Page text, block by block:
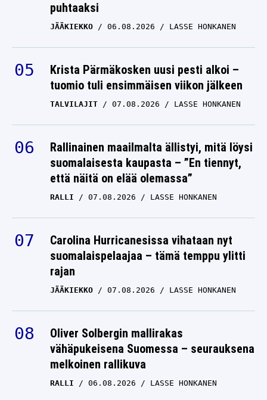
puhtaaksi
JÄÄKIEKKO 06.08.2026 LASSE HONKANEN
Krista Pärmäkosken uusi pesti alkoi –
tuomio tuli ensimmäisen viikon jälkeen
TALVILAJIT 07.08.2026 LASSE HONKANEN
Rallinainen maailmalta ällistyi, mitä löysi
suomalaisesta kaupasta – ”En tiennyt,
että näitä on elää olemassa”
RALLI 07.08.2026 LASSE HONKANEN
Carolina Hurricanesissa vihataan nyt
suomalaispelaajaa – tämä temppu ylitti
rajan
JÄÄKIEKKO 07.08.2026 LASSE HONKANEN
Oliver Solbergin mallirakas
vähäpukeisena Suomessa – seurauksena
melkoinen rallikuva
RALLI 06.08.2026 LASSE HONKANEN